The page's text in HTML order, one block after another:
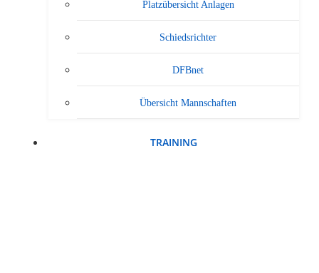
Platzübersicht Anlagen
Schiedsrichter
DFBnet
Übersicht Mannschaften
TRAINING